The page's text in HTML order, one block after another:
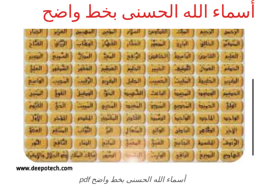
أسماء الله الحسنى بخط واضح
أسماء الله الحسنى بخط واضح pdf